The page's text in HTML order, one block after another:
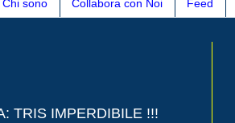
Chi sono Collabora con Noi Feed
TRIS IMPERDIBILE !!!